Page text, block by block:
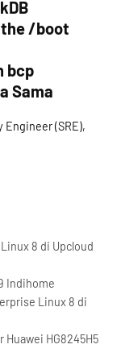
the /boot
bcp
Sama
Engineer (SRE),
8 di Upcloud
Indihome
Linux 8 di
Huawei HG8245H5